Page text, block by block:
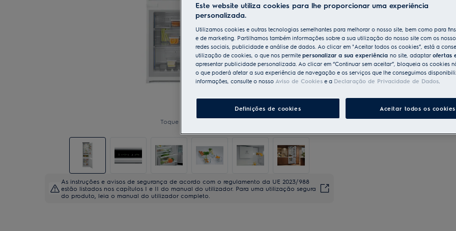
Toque para ampliar
As instruções e avisos de segurança de acordo com o regulamento da UE 2023/988
estão listados nos capítulos I e II do manual do utilizador. Para uma utilização segura
do produto, leia o manual do utilizador completo.
Este website utiliza cookies para lhe proporcionar uma experiência
personalizada.
Utilizamos cookies e outras tecnologias semelhantes para melhorar o nosso site, bem como para
e de marketing. Partilhamos também informações sobre a sua utilização do nosso site com os
redes sociais, publicidade e análise de dados. Ao clicar em "Aceitar todos os cookies”, está a
utilização de cookies, o que nos permite personalizar a sua experiência no site, adaptar ofertas
apresentar publicidade personalizada. Ao clicar em “Continuar sem aceitar”, bloqueia os cookies
o que poderá afetar a sua experiência de navegação e os serviços que lhe conseguimos
informações, consulte o nosso Aviso de Cookies e a Declaração de Privacidade de Dados.
Definições de cookies Aceitar todos os cookies